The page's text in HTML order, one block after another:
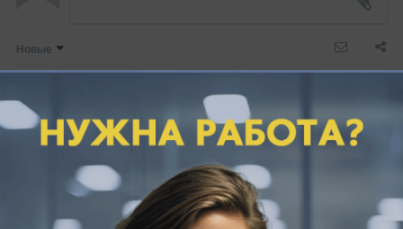
Новые
Никто ещё не оставил комментариев, станьте первым.